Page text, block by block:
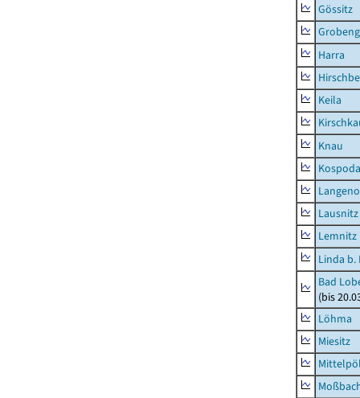
Gössitz
Harra
Keila
Knau
Kospoda
Lemnitz
Linda b.
Bad
(bis
Löhma
Miesitz